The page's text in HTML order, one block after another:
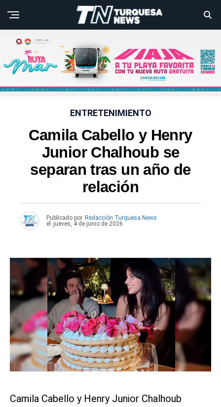
ENTRETENIMIENTO
Camila Cabello y Henry
Junior Chalhoub se
separan tras un año de
relación
Publicado por Redacción Turquesa News
el
jueves, 4 de junio de 2026
Camila Cabello y Henry Junior Chalhoub